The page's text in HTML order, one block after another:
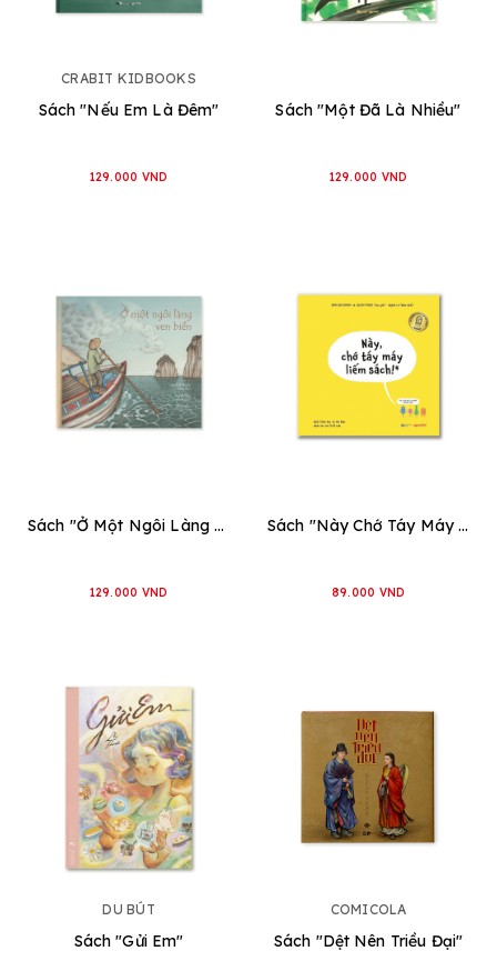
CRABIT KIDBOOKS
Sách "Nếu Em Là Đêm"
129.000 VND
Sách "Một Đã Là Nhiều"
129.000 VND
Sách "Ở Một Ngôi Làng Ven Biển"
129.000 VND
Sách "Này Chớ Táy Máy Liếm Sách"
89.000 VND
DU BÚT
Sách "Gửi Em"
COMICOLA
Sách "Dệt Nên Triều Đại"